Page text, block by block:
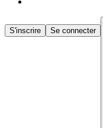
Acheter des
Achetez les
Convertissez
S'inscrire Se connecter